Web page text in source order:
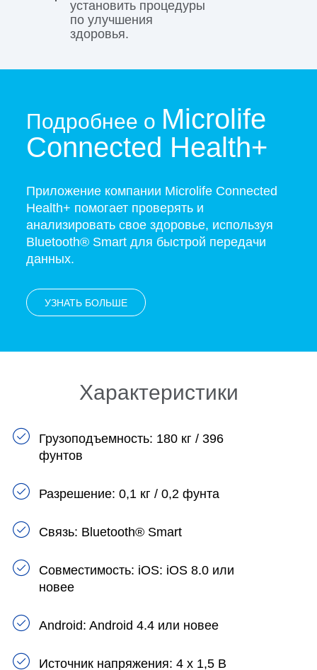
установить процедуры
по улучшения
здоровья.
Подробнее о Microlife
Connected Health+
Приложение компании Microlife Connected
Health+ помогает проверять и
анализировать свое здоровье, используя
Bluetooth® Smart для быстрой передачи
данных.
УЗНАТЬ БОЛЬШЕ
Характеристики
Грузоподъемность: 180 кг / 396
фунтов
Разрешение: 0,1 кг / 0,2 фунта
Связь: Bluetooth® Smart
Совместимость: iOS: iOS 8.0 или
новее
Android: Android 4.4 или новее
Источник напряжения: 4 х 1,5 В